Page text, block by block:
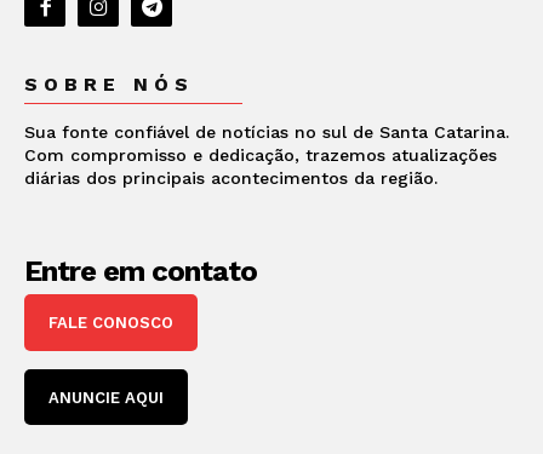
SOBRE NÓS
Sua fonte confiável de notícias no sul de Santa Catarina.
Com compromisso e dedicação, trazemos atualizações
diárias dos principais acontecimentos da região.
Entre em contato
FALE CONOSCO
ANUNCIE AQUI